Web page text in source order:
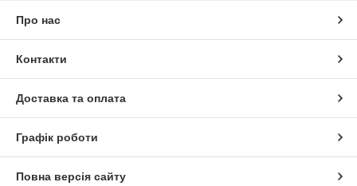
Про нас
Контакти
Доставка та оплата
Графік роботи
Повна версія сайту